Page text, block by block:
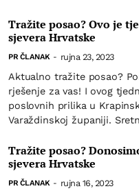
Tražite posao? Ovo je
sjevera Hrvatske
PR ČLANAK - rujna 23, 2023
Aktualno tražite posao?
rješenje za vas! I ovog
poslovnih prilika u
Varaždinskoj županiji.
Tražite posao?
sjevera Hrvatske
PR ČLANAK - rujna 16, 2023